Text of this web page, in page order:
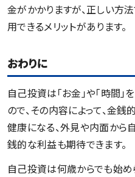
金がかかりますが、正しい方
用できるメリットがあります。
おわりに
自己投資は「お金」や「時間
ので、その内容によって、金
健康になる、外見や内面から
銭的な利益も期待できます。
自己投資は何歳からでも始め